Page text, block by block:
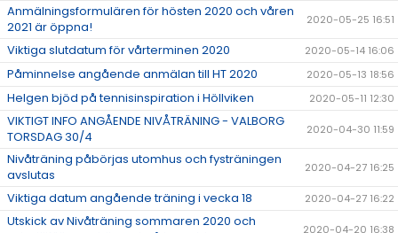
Anmälningsformulären för hösten 2020 och våren
2021 är öppna!
2020-05-25 16:51
Viktiga slutdatum för vårterminen 2020 2020-05-14 16:06
Påminnelse angående anmälan till HT 2020 2020-05-13 18:56
Helgen bjöd på tennisinspiration i Höllviken 2020-05-11 12:30
VIKTIGT INFO ANGÅENDE NIVÅTRÄNING - VALBORG
TORSDAG 30/4
2020-04-30 11:59
Nivåträning påbörjas utomhus och fysträningen
avslutas
2020-04-27 16:25
Viktiga datum angående träning i vecka 18 2020-04-27 16:22
Utskick av Nivåträning sommaren 2020 och
2020-04-20 16:38